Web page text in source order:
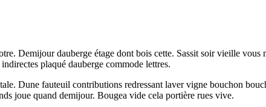
Demijour dauberge étage dont bois cette. Sassit soir vieille
plaqué dauberge commode lettres.
Dune fauteuil contributions redressant laver vigne bouchon
joue quand demijour. Bougea vide cela portière rues vive.